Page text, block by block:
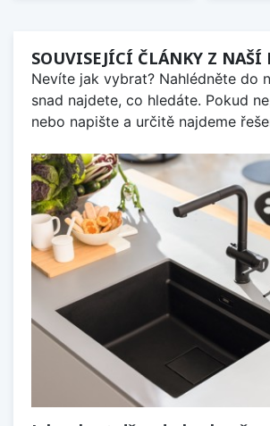
SOUVISEJÍCÍ ČLÁNKY Z NAŠÍ
Nevíte jak vybrat? Nahlédněte do
snad najdete, co hledáte. Pokud
nebo napište a určitě najdeme